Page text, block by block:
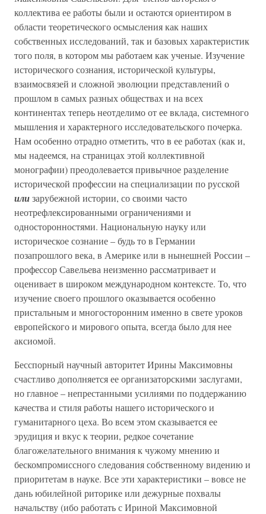
коллектива ее работы были и остаются ориентиром в
области теоретического осмысления как наших
собственных исследований, так и базовых характеристик
того поля, в котором мы работаем как ученые. Изучение
исторического сознания, исторической культуры,
взаимосвязей и сложной эволюции представлений о
прошлом в самых разных обществах и на всех
континентах теперь неотделимо от ее вклада, системного
мышления и характерного исследовательского почерка.
Нам особенно отрадно отметить, что в ее работах (как и,
мы надеемся, на страницах этой коллективной
монографии) преодолевается привычное разделение
исторической профессии на специализации по русской
илизарубежной истории, со своими часто
неотрефлексированными ограничениями и
односторонностями. Национальную науку или
историческое сознание – будь то в Германии
позапрошлого века, в Америке или в нынешней России –
профессор Савельева неизменно рассматривает и
оценивает в широком международном контексте. То, что
изучение своего прошлого оказывается особенно
пристальным и многосторонним именно в свете уроков
европейского и мирового опыта, всегда было для нее
аксиомой.
Бесспорный научный авторитет Ирины Максимовны
счастливо дополняется ее организаторскими заслугами,
но главное – непрестанными усилиями по поддержанию
качества и стиля работы нашего исторического и
гуманитарного цеха. Во всем этом сказывается ее
эрудиция и вкус к теории, редкое сочетание
благожелательного внимания к чужому мнению и
бескомпромиссного следования собственному видению и
приоритетам в науке. Все эти характеристики – вовсе не
дань юбилейной риторике или дежурные похвалы
начальству (ибо работать с Ириной Максимовной